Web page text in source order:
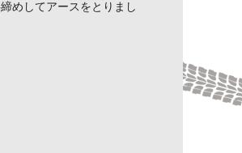
めしてアースをとりまし